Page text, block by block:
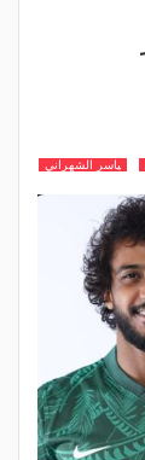
ياسر الشهراني